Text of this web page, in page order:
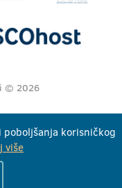
© 2026
korisničkog
više